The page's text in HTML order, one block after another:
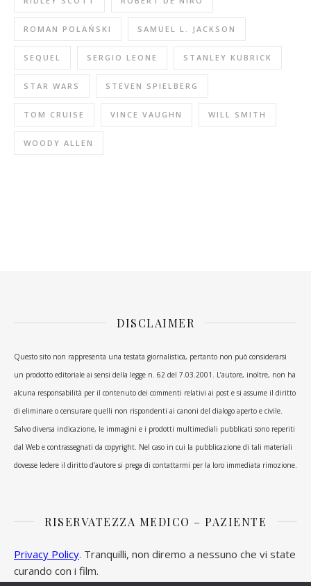
ROMAN POLAŃSKI SAMUEL L. JACKSON
SEQUEL SERGIO LEONE STANLEY KUBRICK
STAR WARS STEVEN SPIELBERG
TOM CRUISE VINCE VAUGHN WILL SMITH
WOODY ALLEN
DISCLAIMER
Questo sito non rappresenta una testata giornalistica, pertanto non può considerarsi
un prodotto editoriale ai sensi della legge n. 62 del 7.03.2001. L’autore, inoltre, non ha
alcuna responsabilità per il contenuto dei commenti relativi ai post e si assume il diritto
di eliminare o censurare quelli non rispondenti ai canoni del dialogo aperto e civile.
Salvo diversa indicazione, le immagini e i prodotti multimediali pubblicati sono reperiti
dal Web e contrassegnati da copyright. Nel caso in cui la pubblicazione di tali materiali
dovesse ledere il diritto d’autore si prega di contattarmi per la loro immediata rimozione.
RISERVATEZZA MEDICO – PAZIENTE
Privacy Policy. Tranquilli, non diremo a nessuno che vi state
curando con i film.